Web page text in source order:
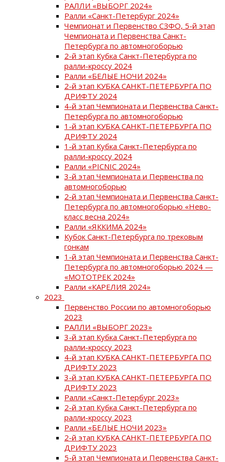
РАЛЛИ «ВЫБОРГ 2024»
Ралли «Санкт-Петербург 2024»
Чемпионат и Первенство СЗФО, 5-й этап
Чемпионата и Первенства Санкт-
Петербурга по автомногоборью
2-й этап Кубка Санкт-Петербурга по
ралли-кроссу 2024
Ралли «БЕЛЫЕ НОЧИ 2024»
2-й этап КУБКА САНКТ-ПЕТЕРБУРГА ПО
ДРИФТУ 2024
4-й этап Чемпионата и Первенства Санкт-
Петербурга по автомногоборью
1-й этап КУБКА САНКТ-ПЕТЕРБУРГА ПО
ДРИФТУ 2024
1-й этап Кубка Санкт-Петербурга по
ралли-кроссу 2024
Ралли «PICNIC 2024»
3-й этап Чемпионата и Первенства по
автомногоборью
2-й этап Чемпионата и Первенства Санкт-
Петербурга по автомногоборью «Нево-
класс весна 2024»
Ралли «ЯККИМА 2024»
Кубок Санкт-Петербурга по трековым
гонкам
1-й этап Чемпионата и Первенства Санкт-
Петербурга по автомногоборью 2024 —
«МОТОТРЕК 2024»
Ралли «КАРЕЛИЯ 2024»
2023
Первенство России по автомногоборью
2023
РАЛЛИ «ВЫБОРГ 2023»
3-й этап Кубка Санкт-Петербурга по
ралли-кроссу 2023
4-й этап КУБКА САНКТ-ПЕТЕРБУРГА ПО
ДРИФТУ 2023
3-й этап КУБКА САНКТ-ПЕТЕРБУРГА ПО
ДРИФТУ 2023
Ралли «Санкт-Петербург 2023»
2-й этап Кубка Санкт-Петербурга по
ралли-кроссу 2023
Ралли «БЕЛЫЕ НОЧИ 2023»
2-й этап КУБКА САНКТ-ПЕТЕРБУРГА ПО
ДРИФТУ 2023
5-й этап Чемпионата и Первенства Санкт-